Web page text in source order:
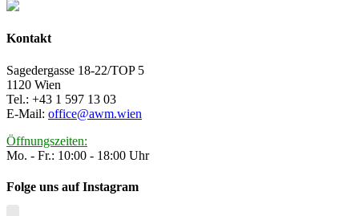
Kontakt
Sagedergasse 18-22/TOP 5
1120 Wien
Tel.: +43 1 597 13 03
E-Mail: office@awm.wien
Öffnungszeiten:
Mo. - Fr.: 10:00 - 18:00 Uhr
Folge uns auf Instagram